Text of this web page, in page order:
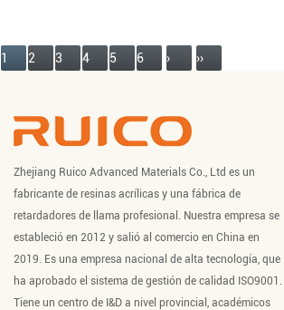
1 2 3 4 5 6 › ››
Zhejiang Ruico Advanced Materials Co., Ltd es un
fabricante de resinas acrílicas y una fábrica de
retardadores de llama profesional. Nuestra empresa se
estableció en 2012 y salió al comercio en China en
2019. Es una empresa nacional de alta tecnología, que
ha aprobado el sistema de gestión de calidad ISO9001.
Tiene un centro de I&D a nivel provincial, académicos